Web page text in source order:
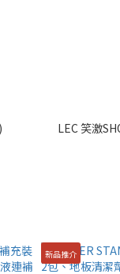
LEC 笑激
新品推介